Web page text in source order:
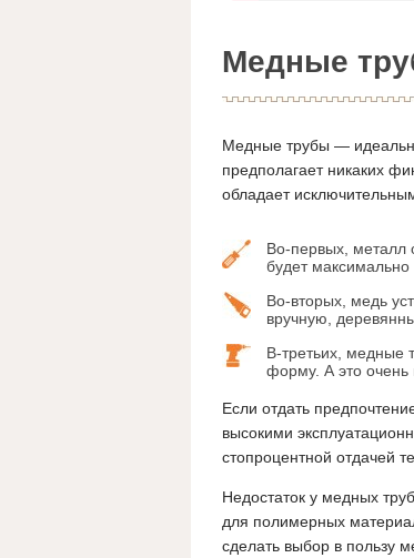
Медные
Медные трубы —
предполагает никаких
обладает
Во-первых, металл
будет
Во-вторых, медь
вручную,
В-третьих, медные
форму. А это очень
Если отдать
высокими
стопроцентной отдачей
Недостаток у медных
для полимерных
сделать выбор в пользу